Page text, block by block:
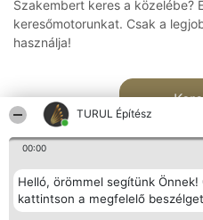
TURUL Építész
00:00
Helló, örömmel segítünk Önnek!
kattintson a megfelelő
Szakembert keres a közelébe?
keresőmotorunkat. Csak a
használja!